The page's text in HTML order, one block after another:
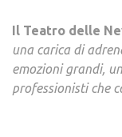
Il Teatro delle
una carica di
emozioni grandi,
professionisti che